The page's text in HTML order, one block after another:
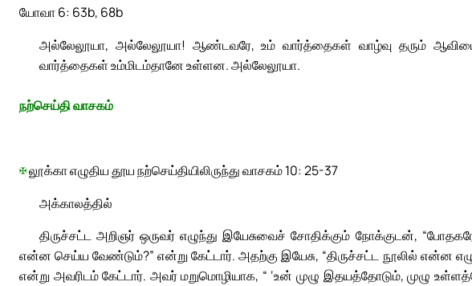
யோவா 6: 63b, 68b
அல்லேலூயா, அல்லேலூயா! ஆண்டவரே, உம் வார்த்தைகள் வாழ்வு தரும்
வார்த்தைகள் உம்மிடம்தானே உள்ளன. அல்லேலூயா.
நற்செய்தி வாசகம்
✠லூக்கா எழுதிய தூய நற்செய்தியிலிருந்து வாசகம் 10: 25-37
அக்காலத்தில்
திருச்சட்ட அறிஞர் ஒருவர் எழுந்து இயேசுவைச் சோதிக்கும் நோக்குடன்,
என்ன செய்ய வேண்டும்?” என்று கேட்டார். அதற்கு இயேசு, “திருச்சட்ட நூலில் என்ன
என்று அவரிடம் கேட்டார். அவர் மறுமொழியாக, “ ‘உன் முழு இதயத்தோடும், முழு